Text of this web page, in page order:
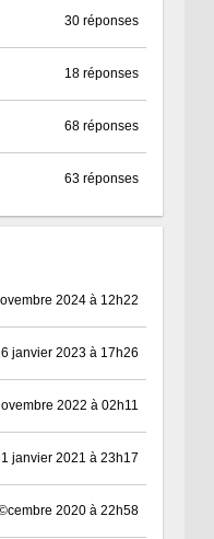
30 réponses
18 réponses
68 réponses
63 réponses
2024 à 12h22
janvier 2023 à 17h26
2022 à 02h11
janvier 2021 à 23h17
2020 à 22h58